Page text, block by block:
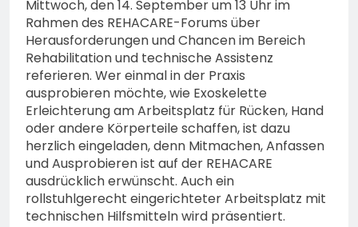
Mittwoch, den 14. September um 13 Uhr im
Rahmen des REHACARE-Forums über
Herausforderungen und Chancen im Bereich
Rehabilitation und technische Assistenz
referieren. Wer einmal in der Praxis
ausprobieren möchte, wie Exoskelette
Erleichterung am Arbeitsplatz für Rücken, Hand
oder andere Körperteile schaffen, ist dazu
herzlich eingeladen, denn Mitmachen, Anfassen
und Ausprobieren ist auf der REHACARE
ausdrücklich erwünscht. Auch ein
rollstuhlgerecht eingerichteter Arbeitsplatz mit
technischen Hilfsmitteln wird präsentiert.